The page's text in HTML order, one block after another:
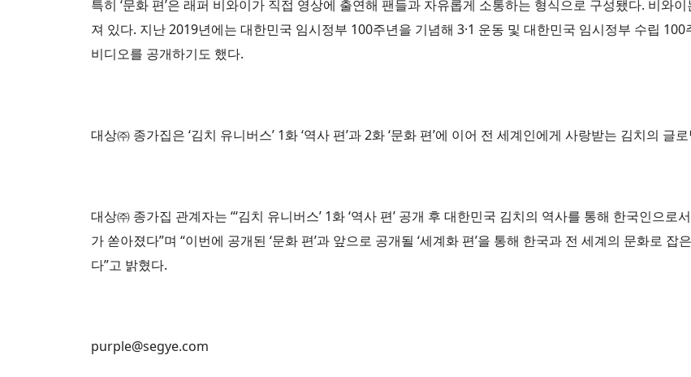
특히 ‘문화 편’은 래퍼 비와이가 직접 영상에 출연해 팬들과 자유롭게 소통하는 형식으로 구성됐다. 비와
져 있다. 지난 2019년에는 대한민국 임시정부 100주년을 기념해 3·1 운동 및 대한민국 임시정부 수립 100
비디오를 공개하기도 했다.
대상㈜ 종가집은 ‘김치 유니버스’ 1화 ‘역사 편’과 2화 ‘문화 편’에 이어 전 세계인에게 사랑받는 김치의 글
대상㈜ 종가집 관계자는 “‘김치 유니버스’ 1화 ‘역사 편’ 공개 후 대한민국 김치의 역사를 통해 한국인으
가 쏟아졌다”며 “이번에 공개된 ‘문화 편’과 앞으로 공개될 ‘세계화 편’을 통해 한국과 전 세계의 문화로
다”고 밝혔다.
purple@segye.com